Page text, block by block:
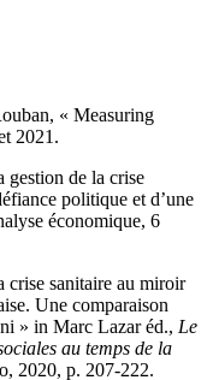
« Measuring
2021.
gestion de la crise
politique et d’une
économique, 6
crise sanitaire au miroir
Une comparaison
» in Marc Lazar éd., Le
au temps de la
2020, p. 207-222.